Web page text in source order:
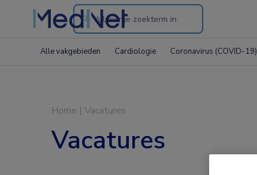
Search
the
Alle vakgebieden Cardiologie Coronavirus (COVID-19)
Home | Vacatures
Vacatures